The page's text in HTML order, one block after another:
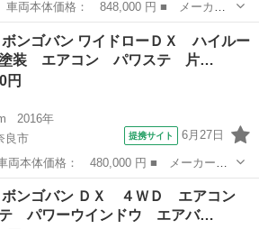
ボンゴトラック ■ グレード名： Ｄ
ン パワステ パワーウインドウ エア
ゴ
ボンゴバン ワイドローＤＸ ハイルー
装 エアコン パワステ 片…
円
2016年
良市
提携サイト 6月27日
ボンゴバン ■ グレード名： ワイドロ
エアコン パワステ 片側スライドド
ボンゴバン ＤＸ ４ＷＤ エアコン
パワーウインドウ エアバ…